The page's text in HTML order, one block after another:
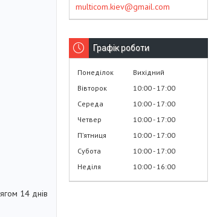
14 днів
multicom.kiev@gmail.com
Графік роботи
Понеділок
Вихідний
Вівторок
10:00 17:00
Середа
10:00 17:00
Четвер
10:00 17:00
Пʼятниця
10:00 17:00
Субота
10:00 17:00
Неділя
10:00 16:00